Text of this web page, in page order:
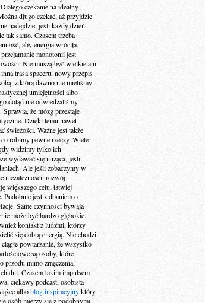
czekanie na idealny
długo czekać, aż przyjdzie
nadejdzie, jeśli każdy dzień
tak samo. Czasem trzeba
aby energia wróciła.
monotonii jest
Nie muszą być wielkie ani
trasa spaceru, nowy przepis
z którą dawno nie mieliśmy
umiejętności albo
dotąd nie odwiedzaliśmy.
że mózg przestaje
Dzięki temu nawet
świeżości. Ważne jest także
robimy pewne rzeczy. Wiele
widzimy tylko ich
wydawać się nużąca, jeśli
Ale jeśli zobaczymy w
niezależności, rozwój
większego celu, łatwiej
Podobnie jest z dbaniem o
Same czynności bywają
może być bardzo głębokie.
kontakt z ludźmi, którzy
się dobrą energią. Nie chodzi
powtarzanie, że wszystko
są osoby, które
przodu mimo zmęczenia,
dni. Czasem takim impulsem
ciekawy podcast, osobista
alboblog inspiracyjnyktóry
osób mierzy się z podobnymi